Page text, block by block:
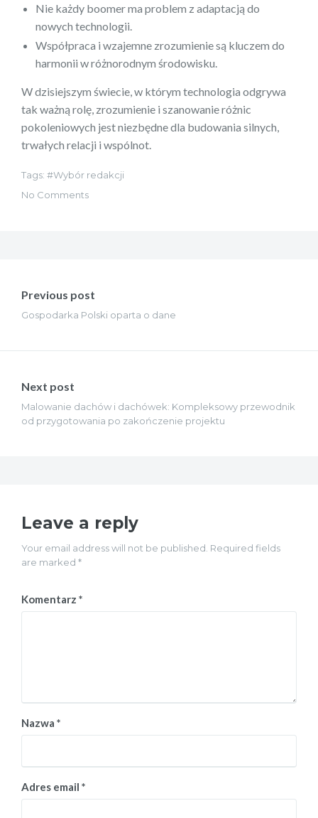
Nie każdy boomer ma problem z adaptacją do
nowych technologii.
Współpraca i wzajemne zrozumienie są kluczem do
harmonii w różnorodnym środowisku.
W dzisiejszym świecie, w którym technologia odgrywa
tak ważną rolę, zrozumienie i szanowanie różnic
pokoleniowych jest niezbędne dla budowania silnych,
trwałych relacji i wspólnot.
Tags:
Wybór redakcji
No Comments
wpisu
Previous post
Gospodarka Polski oparta o dane
Next post
Malowanie dachów i dachówek: Kompleksowy przewodnik
od przygotowania po zakończenie projektu
Leave a reply
Your email address will not be published. Required fields
are marked *
Komentarz *
Nazwa *
Adres email *